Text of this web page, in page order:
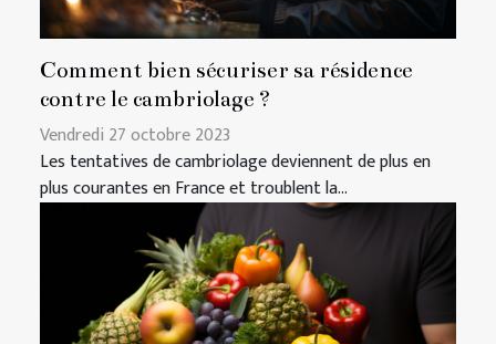
Comment bien sécuriser sa résidence
contre le cambriolage ?
Vendredi 27 octobre 2023
Les tentatives de cambriolage deviennent de plus en
plus courantes en France et troublent la...